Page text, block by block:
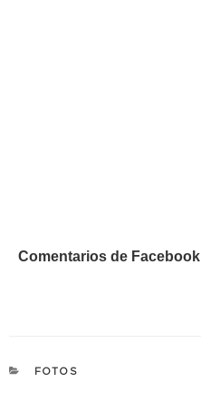
Comentarios de Facebook
CATEGORÍAS
FOTOS